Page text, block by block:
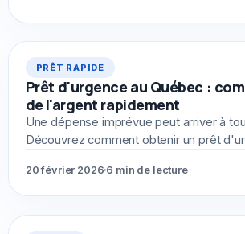
PRÊT RAPIDE
Prêt d'urgence au Québec :
de l'argent rapidement
Une dépense imprévue peut arriver à
Découvrez comment obtenir un prêt
difficile.
20 février 2026 6 min de lecture